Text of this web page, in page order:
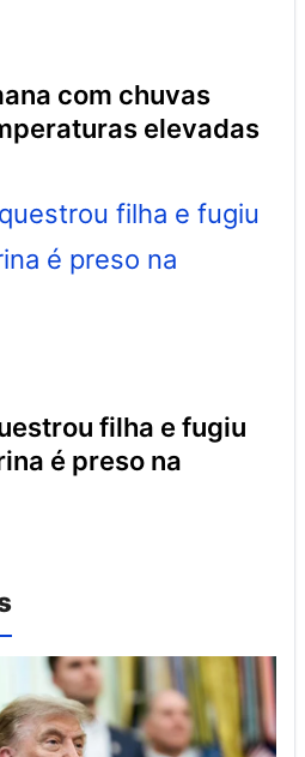
elevadas
é preso na